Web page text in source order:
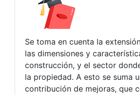
Se toma en cuenta la
las dimensiones y
construcción, y el sector
la propiedad. A esto se suma
contribución de mejoras, que